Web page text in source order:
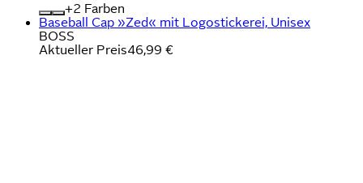
+
Farben
Baseball Cap »Zed« mit Logostickerei, Unisex
BOSS
Aktueller Preis46,99 €